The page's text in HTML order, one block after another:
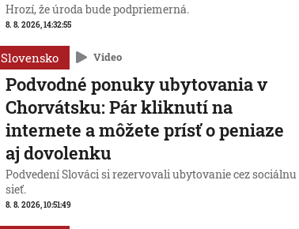
Hrozí, že úroda bude podpriemerná.
8. 8. 2026, 14:32:55
Slovensko Video
Podvodné ponuky ubytovania v
Chorvátsku: Pár kliknutí na
internete a môžete prísť o peniaze
aj dovolenku
Podvedení Slováci si rezervovali ubytovanie cez sociálnu
sieť.
8. 8. 2026, 10:51:49